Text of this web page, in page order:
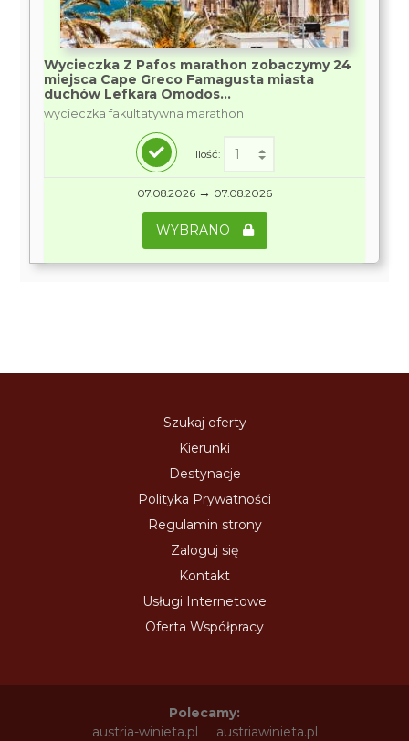
Wycieczka Z Pafos marathon zobaczymy 24
miejsca Cape Greco Famagusta miasta
duchów Lefkara Omodos...
wycieczka fakultatywna marathon
Ilość:
07.08.2026 → 07.08.2026
WYBRANO
Szukaj oferty
Kierunki
Destynacje
Polityka Prywatności
Regulamin strony
Zaloguj się
Kontakt
Usługi Internetowe
Oferta Współpracy
Polecamy:
austria-winieta.pl
austriawinieta.pl